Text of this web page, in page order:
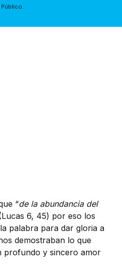
Público.
“de la abundancia del
6, 45) por eso los
palabra para dar gloria a
demostraban lo que
profundo y sincero amor